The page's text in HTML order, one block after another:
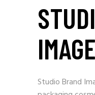
IMAGE
Studio Brand